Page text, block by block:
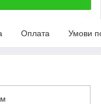
Оплата Умови